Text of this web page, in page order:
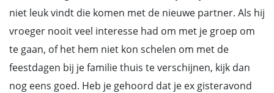
niet leuk vindt die komen met de nieuwe partner. Als hij
vroeger nooit veel interesse had om met je groep om
te gaan, of het hem niet kon schelen om met de
feestdagen bij je familie thuis te verschijnen, kijk dan
nog eens goed. Heb je gehoord dat je ex gisteravond